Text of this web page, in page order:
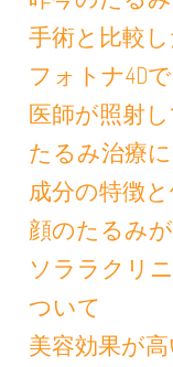
手術と比較
フォトナ4D
医師が照射
たるみ治療
成分の特徴
顔のたるみ
ソララクリ
ついて
美容効果が